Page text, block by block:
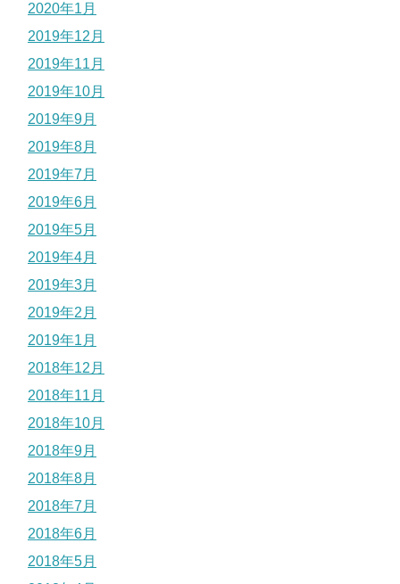
2020年1月
2019年12月
2019年11月
2019年10月
2019年9月
2019年8月
2019年7月
2019年6月
2019年5月
2019年4月
2019年3月
2019年2月
2019年1月
2018年12月
2018年11月
2018年10月
2018年9月
2018年8月
2018年7月
2018年6月
2018年5月